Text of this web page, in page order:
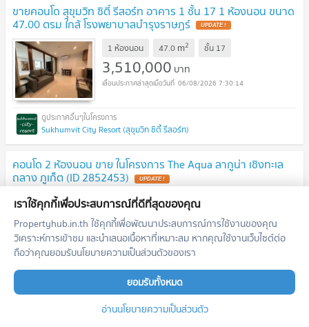
ขายคอนโด สุขุมวิท ซิตี้ รีสอร์ท อาคาร 1 ชั้น 17 1 ห้องนอน ขนาด
47.00 ตรม ใกล้ โรงพยาบาลบำรุงราษฎร์
1 ห้องนอน 47.0 m2 ชั้น 17
3,510,000 บาท
06/08/2026 7:30:14
Sukhumvit City Resort (สุขุมวิท ซิตี้ รีสอร์ท)
คอนโด 2 ห้องนอน ขาย ในโครงการ The Aqua ลากูน่า เชิงทะเล
ถลาง ภูเก็ต (ID 2852453)
2 ห้องนอน 115.0m2
21,000,000บาท
06/08/2026 7:29:00
The Verandah (The Verandah)
ห้องชุด 1 ห้องนอน ชั้น 31 Ideo Mobi Asoke ใกล้ MRT เพชรบุรี
เราใช้คุกกี้เพื่อประสบการณ์ที่ดีที่สุดของคุณ
Propertyhub.in.th ใช้คุกกี้เพื่อพัฒนาประสบการณ์การใช้งานของคุณ
วิเคราะห์การเข้าชม และนำเสนอเนื้อหาที่เหมาะสม หากคุณใช้งานเว็บไซต์ต่อ
ถือว่าคุณยอมรับนโยบายความเป็นส่วนตัวของเรา
ยอมรับทั้งหมด
อ่านนโยบายความเป็นส่วนตัว